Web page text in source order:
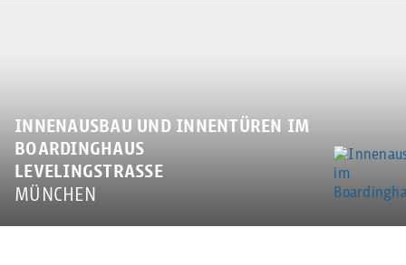
INNENAUSBAU UND INNENTÜREN IM
BOARDINGHAUS
LEVELINGSTRASSE
MÜNCHEN